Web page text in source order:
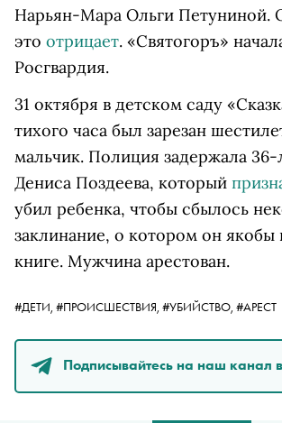
Нарьян-Мара Ольги Петуниной.
это отрицает. «Святогоръ»
Росгвардия.
31 октября в детском саду
тихого часа был зарезан
мальчик. Полиция задержала 36-
Дениса Поздеева, который
убил ребенка, чтобы сбылось
заклинание, о котором он якобы
книге. Мужчина арестован.
#ДЕТИ, #ПРОИСШЕСТВИЯ, #УБИЙСТВО, #АРЕСТ
Подписывайтесь на наш канал